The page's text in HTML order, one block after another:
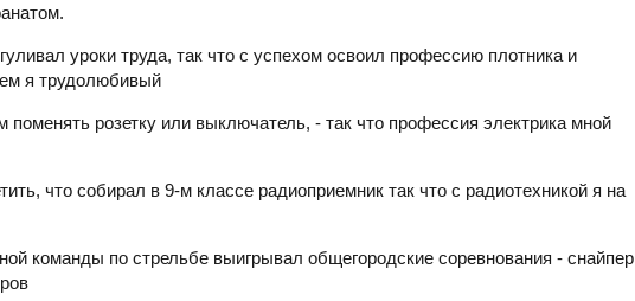
уроки труда, так что с успехом освоил профессию плотника и
я трудолюбивый
поменять розетку или выключатель, - так что профессия электрика мной
что собирал в 9-м классе радиоприемник так что с радиотехникой я на
команды по стрельбе выигрывал общегородские соревнования - снайпер